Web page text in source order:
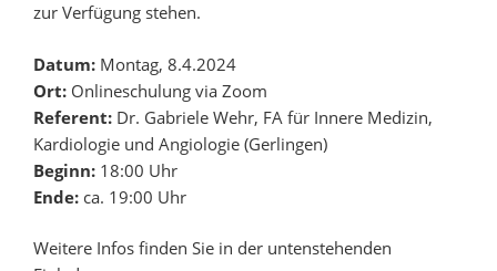
zur Verfügung stehen.
Datum: Montag, 8.4.2024
Ort: Onlineschulung via Zoom
Referent: Dr. Gabriele Wehr, FA für Innere Medizin,
Kardiologie und Angiologie (Gerlingen)
Beginn: 18:00 Uhr
Ende: ca. 19:00 Uhr
Weitere Infos finden Sie in der untenstehenden